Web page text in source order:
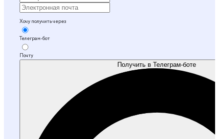
Хочу получить через
Телеграм-бот
Почту
Получить в Телеграм-боте